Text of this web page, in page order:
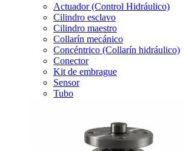
Actuador (Control Hidráulico)
Cilindro esclavo
Cilindro maestro
Collarín mecánico
Concéntrico (Collarín hidráulico)
Conector
Kit de embrague
Sensor
Tubo